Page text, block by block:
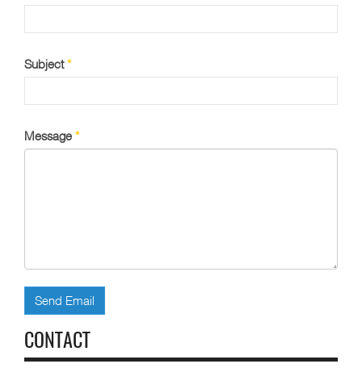
Subject*
Message *
Send Email
CONTACT